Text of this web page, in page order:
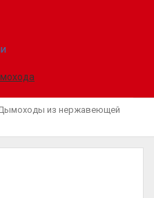
из нержавеющей